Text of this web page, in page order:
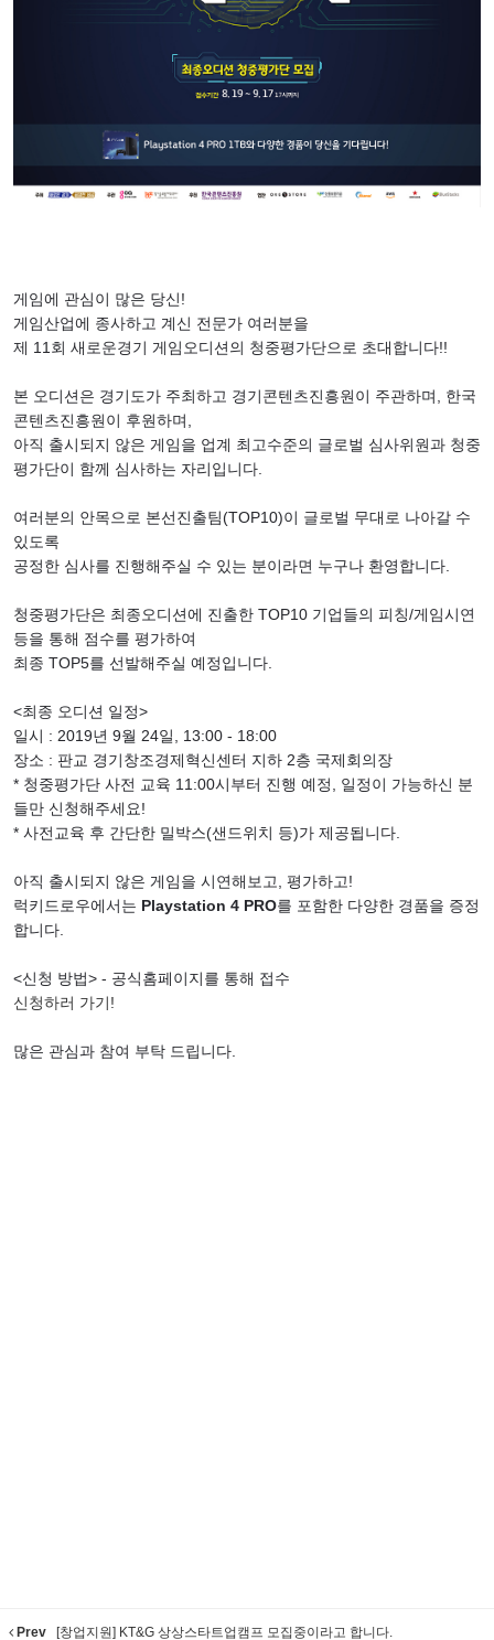
게임에 관심이 많은 당신!
게임산업에 종사하고 계신 전문가 여러분을
제 11 회 새로운경기 게임오디션의 청중평가단으로 초대합니다!!
본 오디션은 경기도가 주최하고 경기콘텐츠진흥원이 주관하며
한국
콘텐츠진흥원이 후원하며
아직 출시되지 않은 게임을 업계 최고수준의 글로벌 심사위원과 청중
평가단이 함께 심사하는 자리입니다
여러분의 안목으로 본선진출팀(TOP10)이 글로벌 무대로 나아갈 수
있도록
공정한 심사를 진행해주실 수 있는 분이라면 누구나 환영합니다
청중평가단은 최종오디션에 진출한 TOP10 기업들의 피칭/게임시연
등을 통해 점수를 평가하여
최종 TOP5를 선발해주실 예정입니다
<최종 오디션 일정>
일시 : 2019년 9월 24일
, 13:00 - 18:00
장소 : 판교 경기창조경제혁신센터 지하 2층 국제회의장
* 청중평가단 사전 교육 11:00시부터 진행 예정
일정이 가능하신 분
들만 신청해주세요!
* 사전교육 후 간단한 밀박스(샌드위치 등)가 제공됩니다
아직 출시되지 않은 게임을 시연해보고 평가하고!
럭키드로우에서는 Playstation 4 PRO를 포함한 다양한 경품을 증정
합니다
<신청 방법> - 공식홈페이지를 통해 접수
신청하러 가기!
많은 관심과 참여 부탁 드립니다
Prev [창업지원] KT&G 상상스타트업캠프 모집중이라고 합니다.